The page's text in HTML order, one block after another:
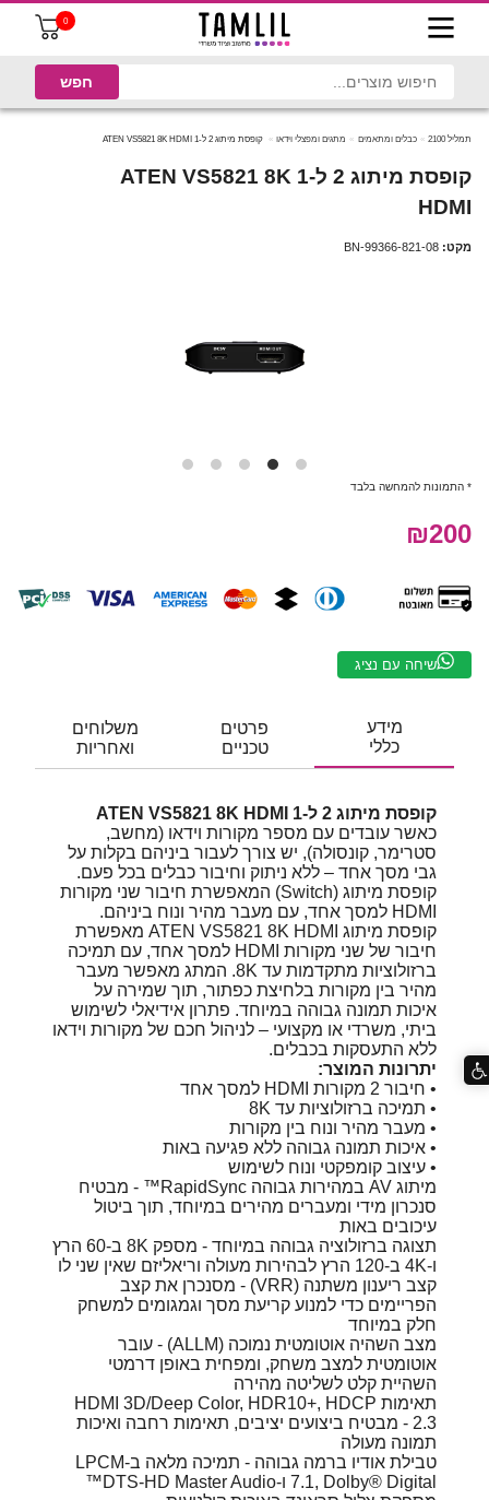
0
תמליל 2100 כבלים ומתאמים מתגים ומפצלי וידאו קופסת מיתוג ‏2 ל-1 ATEN VS5821 8K HDMI
קופסת מיתוג ‏2 ל-1 ATEN VS5821 8K
HDMI
מקט: BN-99366-821-08
* התמונות להמחשה בלבד
₪200
שיחה עם נציג
מידע
כללי
פרטים
טכניים
משלוחים
ואחריות
קופסת מיתוג 2 ל-1 ATEN VS5821 8K HDMI
כאשר עובדים עם מספר מקורות וידאו (מחשב,
סטרימר, קונסולה), יש צורך לעבור ביניהם בקלות על
גבי מסך אחד – ללא ניתוק וחיבור כבלים בכל פעם.
קופסת מיתוג (Switch) המאפשרת חיבור שני מקורות
HDMI למסך אחד, עם מעבר מהיר ונוח ביניהם.
קופסת מיתוג ATEN VS5821 8K HDMI מאפשרת
חיבור של שני מקורות HDMI למסך אחד, עם תמיכה
ברזולוציות מתקדמות עד 8K. המתג מאפשר מעבר
מהיר בין מקורות בלחיצת כפתור, תוך שמירה על
איכות תמונה גבוהה במיוחד. פתרון אידיאלי לשימוש
ביתי, משרדי או מקצועי – לניהול חכם של מקורות וידאו
ללא התעסקות בכבלים.
יתרונות המוצר:
• חיבור 2 מקורות HDMI למסך אחד
• תמיכה ברזולוציות עד 8K
• מעבר מהיר ונוח בין מקורות
• איכות תמונה גבוהה ללא פגיעה באות
• עיצוב קומפקטי ונוח לשימוש
מיתוג AV במהירות גבוהה RapidSync™ - מבטיח
סנכרון מידי ומעברים מהירים במיוחד, תוך ביטול
עיכובים באות
תצוגה ברזולוציה גבוהה במיוחד - מספק 8K ב-60 הרץ
ו-4K ב-120 הרץ לבהירות מעולה וריאליזם שאין שני לו
קצב ריענון משתנה (VRR) - מסנכרן את קצב
הפריימים כדי למנוע קריעת מסך וגמגומים למשחק
חלק במיוחד
מצב השהיה אוטומטית נמוכה (ALLM) - עובר
אוטומטית למצב משחק, ומפחית באופן דרמטי
השהיית קלט לשליטה מהירה
תאימות HDMI 3D/Deep Color, HDR10+, HDCP
2.3 - מבטיח ביצועים יציבים, תאימות רחבה ואיכות
תמונה מעולה
טבילת אודיו ברמה גבוהה - תמיכה מלאה ב-LPCM
7.1, Dolby® Digital ו-DTS-HD Master Audio™